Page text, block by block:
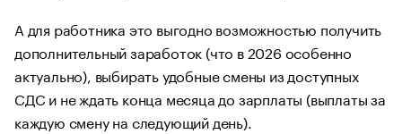
А для работника это выгодно возможностью получить
дополнительный заработок (что в 2026 особенно
актуально), выбирать удобные смены из доступных
СДС и не ждать конца месяца до зарплаты (выплаты за
каждую смену на следующий день).